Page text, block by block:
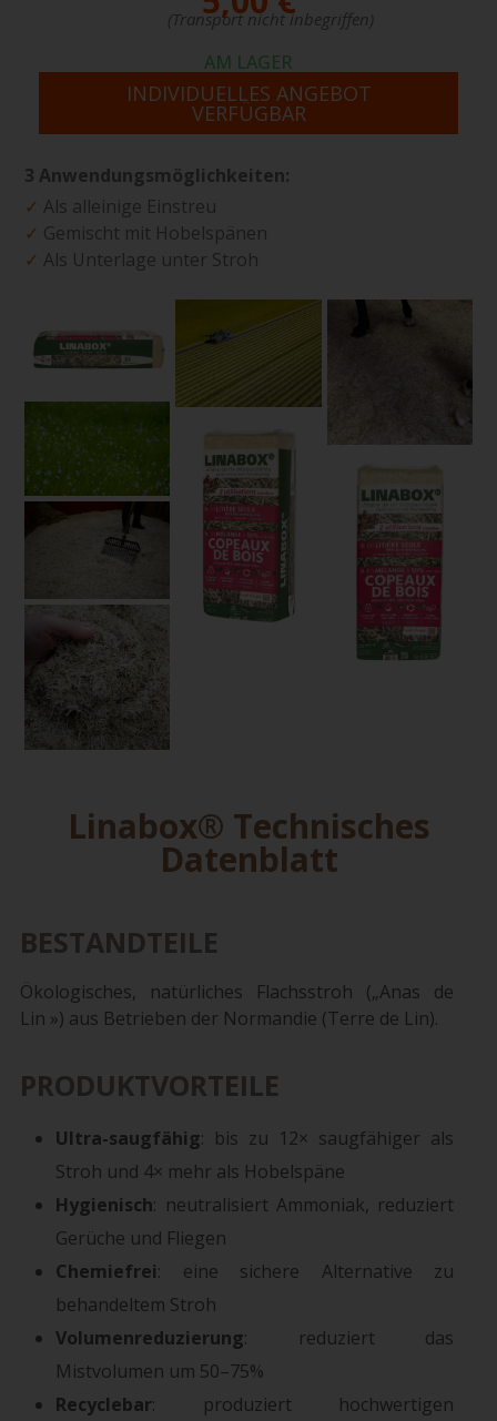
(Transport nicht inbegriffen)
AM LAGER
INDIVIDUELLES ANGEBOT
VERFÜGBAR
3 Anwendungsmöglichkeiten:
✓ Als alleinige Einstreu
✓ Gemischt mit Hobelspänen
✓ Als Unterlage unter Stroh
Linabox® Technisches
Datenblatt
BESTANDTEILE
Ökologisches, natürliches Flachsstroh („Anas de
Lin ») aus Betrieben der Normandie (Terre de Lin).
PRODUKTVORTEILE
Ultra-saugfähig: bis zu 12× saugfähiger als
Stroh und 4× mehr als Hobelspäne
Hygienisch: neutralisiert Ammoniak, reduziert
Gerüche und Fliegen
Chemiefrei: eine sichere Alternative zu
behandeltem Stroh
Volumenreduzierung: reduziert das
Mistvolumen um 50–75%
Recyclebar: produziert hochwertigen